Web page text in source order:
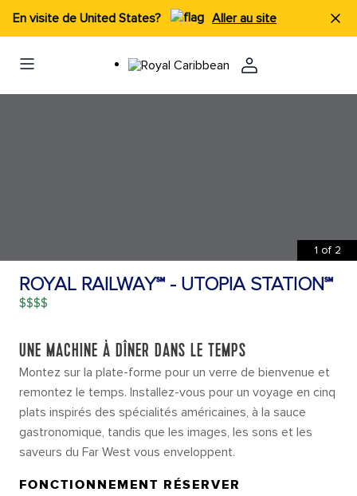
En visite de United States? Aller au site
1 of 2
ROYAL RAILWAY℠ - UTOPIA STATION℠
$$$$
UNE MACHINE À DÎNER DANS LE TEMPS
Montez sur la plate-forme pour un verre de bienvenue et
remontez le temps. Installez-vous pour un voyage en cinq
plats inspirés des spécialités américaines, à la sauce
gastronomique, tandis que les images, les sons et les
saveurs du Far West vous enveloppent.
FONCTIONNEMENT RÉSERVER